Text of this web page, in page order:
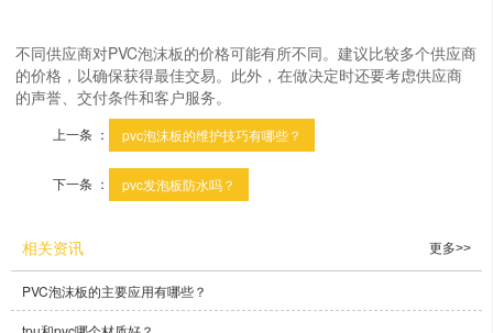
不同供应商对PVC泡沫板的价格可能有所不同。建议比较多个供应商
的价格，以确保获得最佳交易。此外，在做决定时还要考虑供应商
的声誉、交付条件和客户服务。
上一条 ： pvc泡沫板的维护技巧有哪些？
下一条 ： pvc发泡板防水吗？
相关资讯 更多>>
PVC泡沫板的主要应用有哪些？